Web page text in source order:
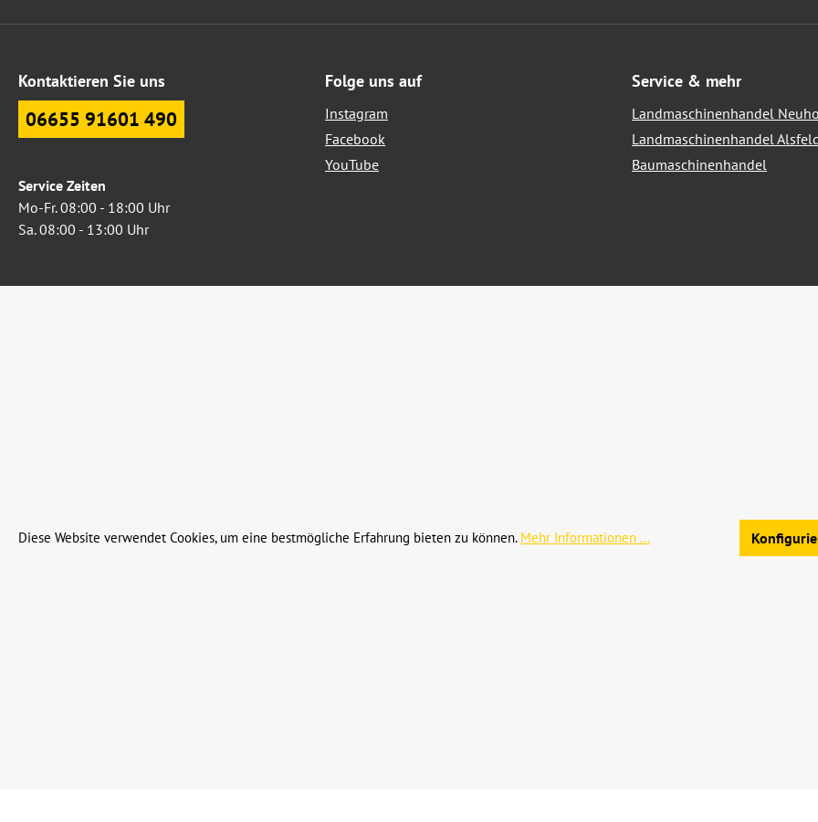
Kontaktieren Sie uns
06655 91601 490
Service Zeiten
Mo-Fr. 08:00 - 18:00 Uhr
Sa. 08:00 - 13:00 Uhr
Folge uns auf
Instagram
Facebook
YouTube
Service & mehr
Landmaschinenhandel
Landmaschinenhandel
Baumaschinenhandel
Diese Website verwendet Cookies, um eine bestmögliche Erfahrung bieten zu können. Mehr Informationen ...